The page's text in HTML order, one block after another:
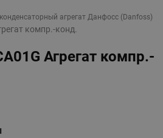
агрегат Данфосс (Danfoss)
компр.-конд.
Агрегат компр.-